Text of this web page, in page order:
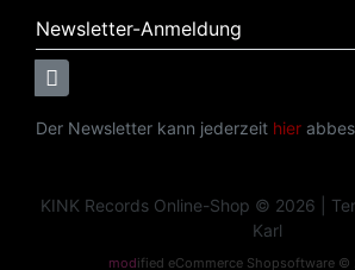
Newsletter-Anmeldung
Der Newsletter kann jederzeit hier
KINK Records Online-Shop © 2026 |
Karl
modified eCommerce Shopsoftware